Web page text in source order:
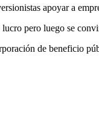
apoyar a
pero luego se
de beneficio